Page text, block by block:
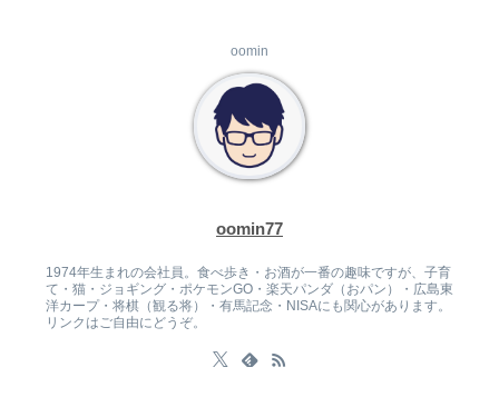
oomin
oomin77
1974年生まれの会社員。食べ歩き・お酒が一番の趣味ですが、子育
て・猫・ジョギング・ポケモンGO・楽天パンダ（おパン）・広島東
洋カープ・将棋（観る将）・有馬記念・NISAにも関心があります。
リンクはご自由にどうぞ。